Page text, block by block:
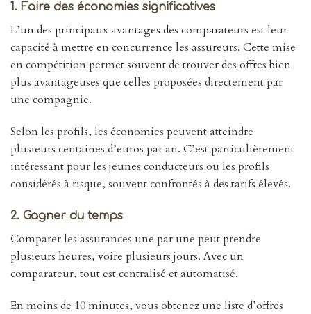
1. Faire des économies significatives
L’un des principaux avantages des comparateurs est leur
capacité à mettre en concurrence les assureurs. Cette mise
en compétition permet souvent de trouver des offres bien
plus avantageuses que celles proposées directement par
une compagnie.
Selon les profils, les économies peuvent atteindre
plusieurs centaines d’euros par an. C’est particulièrement
intéressant pour les jeunes conducteurs ou les profils
considérés à risque, souvent confrontés à des tarifs élevés.
2. Gagner du temps
Comparer les assurances une par une peut prendre
plusieurs heures, voire plusieurs jours. Avec un
comparateur, tout est centralisé et automatisé.
En moins de 10 minutes, vous obtenez une liste d’offres